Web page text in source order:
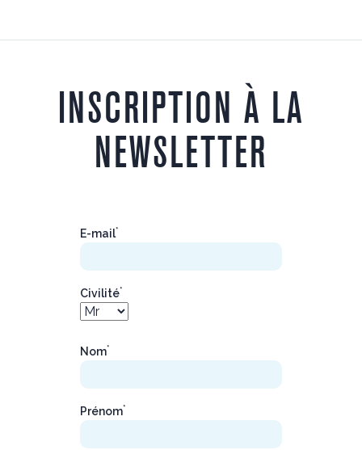
INSCRIPTION À LA
NEWSLETTER
E-mail*
Civilité*
Nom*
Prénom*